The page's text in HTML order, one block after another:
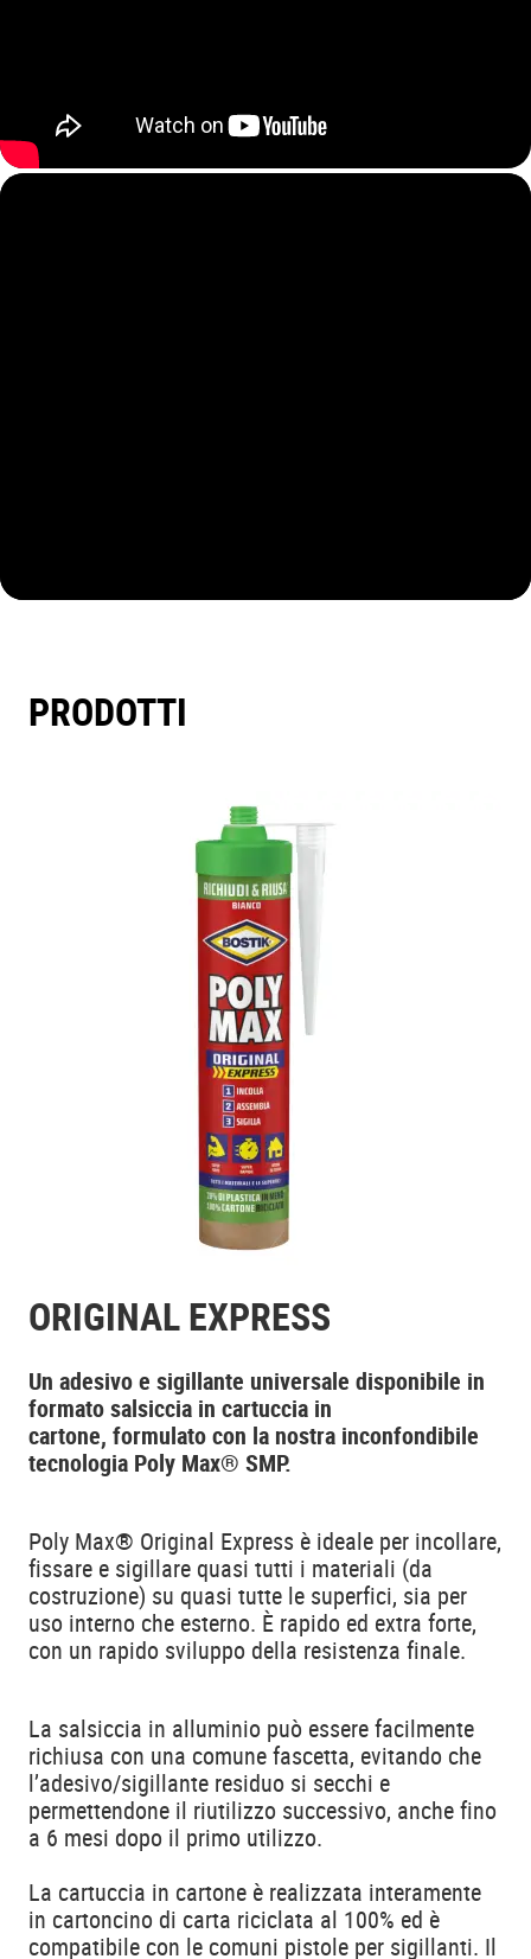
PRODOTTI
ORIGINAL EXPRESS
Un adesivo e sigillante universale disponibile in
formato salsiccia in cartuccia in
cartone, formulato con la nostra inconfondibile
tecnologia Poly Max® SMP.
Poly Max® Original Express è ideale per incollare,
fissare e sigillare quasi tutti i materiali (da
costruzione) su quasi tutte le superfici, sia per
uso interno che esterno. È rapido ed extra forte,
con un rapido sviluppo della resistenza finale.
La salsiccia in alluminio può essere facilmente
richiusa con una comune fascetta, evitando che
l’adesivo/sigillante residuo si secchi e
permettendone il riutilizzo successivo, anche fino
a 6 mesi dopo il primo utilizzo.
La cartuccia in cartone è realizzata interamente
in cartoncino di carta riciclata al 100% ed è
compatibile con le comuni pistole per sigillanti. Il